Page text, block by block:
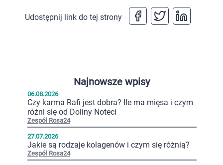
Udostępnij link do tej strony
Najnowsze wpisy
06.08.2026
Czy karma Rafi jest dobra? Ile ma mięsa i czym
różni się od Doliny Noteci
Zespół Rosa24
27.07.2026
Jakie są rodzaje kolagenów i czym się różnią?
Zespół Rosa24